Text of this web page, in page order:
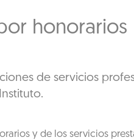
honorarios
de servicios
Instituto.
y de los servicios